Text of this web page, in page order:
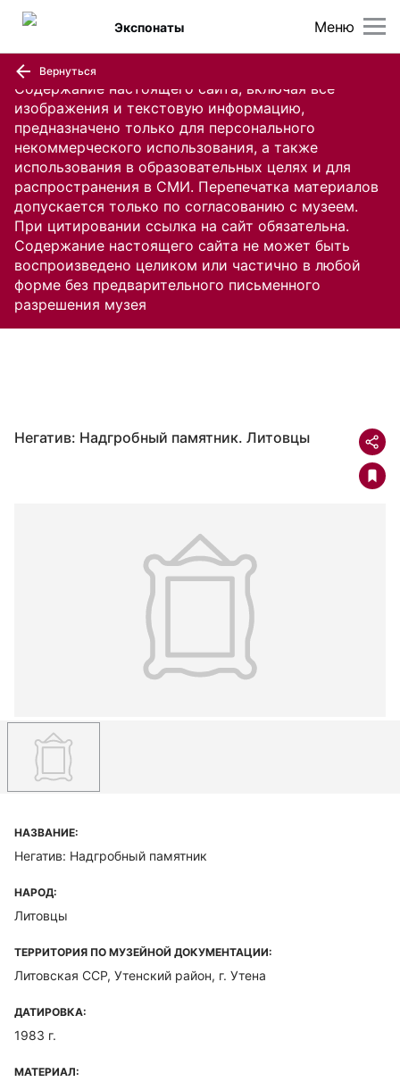
Содержание настоящего сайта, включая все
изображения и текстовую информацию,
предназначено только для персонального
некоммерческого использования, а также
использования в образовательных целях и для
распространения в СМИ. Перепечатка материалов
допускается только по согласованию с музеем.
При цитировании ссылка на сайт обязательна.
Содержание настоящего сайта не может быть
воспроизведено целиком или частично в любой
форме без предварительного письменного
разрешения музея
Меню
Экспонаты
Вернуться
Негатив: Надгробный памятник. Литовцы
НАЗВАНИЕ:
Негатив: Надгробный памятник
НАРОД:
Литовцы
ТЕРРИТОРИЯ ПО МУЗЕЙНОЙ ДОКУМЕНТАЦИИ:
Литовская ССР, Утенский район, г. Утена
ДАТИРОВКА:
1983 г.
МАТЕРИАЛ: